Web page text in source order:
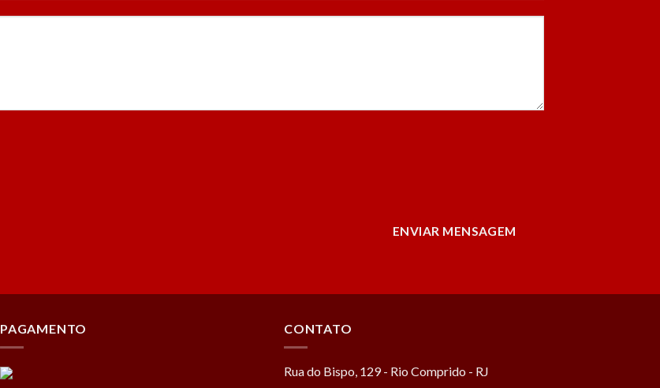
ENVIAR MENSAGEM
PAGAMENTO CONTATO
Rua do Bispo, 129 - Rio Comprido - RJ